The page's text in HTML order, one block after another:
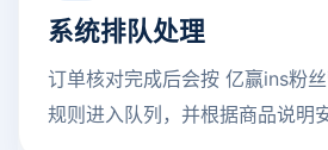
系统排队处理
订单核对完成后会按 亿赢ins粉
规则进入队列，并根据商品说明